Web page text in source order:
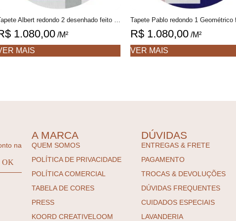
1.080,00 /M²
MAIS
R$ 1.080,00 /M²
VER MAIS
na
A MARCA
QUEM SOMOS
POLÍTICA DE PRIVACIDADE
POLÍTICA COMERCIAL
TABELA DE CORES
PRESS
KOORD CREATIVELOOM
DÚVIDAS
ENTREGAS & FRETE
PAGAMENTO
TROCAS & DEVOLUÇÕES
DÚVIDAS FREQUENTES
CUIDADOS ESPECIAIS
LAVANDERIA